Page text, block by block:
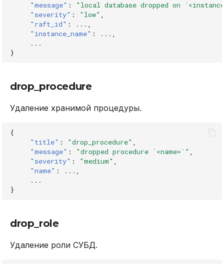
"message" :
"local database dropped on
"severity" : "low"
"raft_id" : ...
"instance_name" : ...
...
}
drop_procedure
Удаление хранимой процедуры.
{
"title" : "drop_procedure"
"message" : "dropped procedure `<name>`"
"severity" : "medium"
"name" : ...
...
}
drop_role
Удаление роли СУБД.